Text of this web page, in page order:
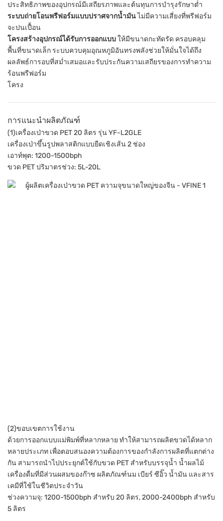
ประสิทธิภาพของอุปกรณ์มีเสถียรภาพและต้นทุนการบำรุงรักษาต่ำ
ระบบถ่ายโอนพรีฟอร์มแบบปราศจากน้ำมันไม่มีความเสี่ยงที่พรีฟอร์ม
จะปนเปื้อน
โครงสร้างอุปกรณ์ได้รับการออกแบบให้มีขนาดกะทัดรัด ครอบคลุม
พื้นที่ขนาดเล็ก ระบบควบคุมอุณหภูมิอันทรงพลังช่วยให้มั่นใจได้ถึง
ผลลัพธ์การอบที่สม่ำเสมอและรับประกันความเสถียรของการทำความ
ร้อนพรีฟอร์ม
โครง
การแนะนำผลิตภัณฑ์
(1)เครื่องเป่าขวด PET 20 ลิตร รุ่น YF-L2GLE
เครื่องเป่าขึ้นรูปพลาสติกแบบยืดเชิงเส้น 2 ช่อง
เอาท์พุต: 1200-1500bph
ขวด PET ปริมาตรช่วง: 5L-20L
(2)ขอบเขตการใช้งาน
ด้วยการออกแบบแม่พิมพ์ที่หลากหลาย ทำให้สามารถผลิตขวดได้หลาก
หลายประเภท เพื่อตอบสนองความต้องการของกำลังการผลิตที่แตกต่าง
กัน สามารถนำไปประยุกต์ใช้กับขวด PET สำหรับบรรจุน้ำ น้ำผลไม้
เครื่องดื่มที่มีส่วนผสมของก๊าซ ผลิตภัณฑ์นม เบียร์ ซีอิ๊ว น้ำมัน และสาร
เคมีที่ใช้ในชีวิตประจำวัน
ช่วงความจุ: 1200-1500bph สำหรับ 20 ลิตร, 2000-2400bph สำหรับ
5 ลิตร